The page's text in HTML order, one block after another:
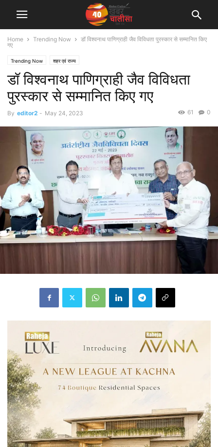
Home Trending Now
डॉ विश्वनाथ पाणिग्राही जैव विविधता पुरस्कार से सम्मानित किए
गए
Trending Now शहर एवं राज्य
डॉ विश्वनाथ पाणिग्राही जैव विविधता
पुरस्कार से सम्मानित किए गए
By editor2 - May 24, 2023 0
61